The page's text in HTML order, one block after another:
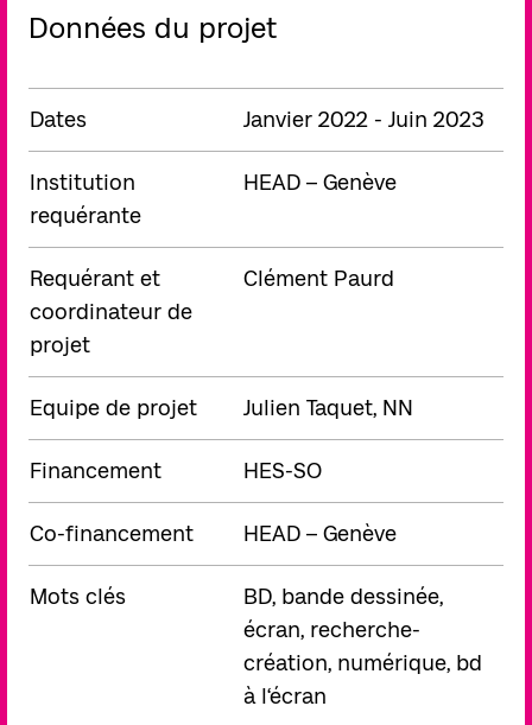
Données du projet
Dates Janvier 2022 - Juin 2023
Institution
requérante
HEAD – Genève
Requérant et
coordinateur de
projet
Clément Paurd
Equipe de projet Julien Taquet, NN
Financement HES-SO
Co-financement HEAD – Genève
Mots clés
BD, bande dessinée,
écran, recherche-
création, numérique, bd
à l‘écran